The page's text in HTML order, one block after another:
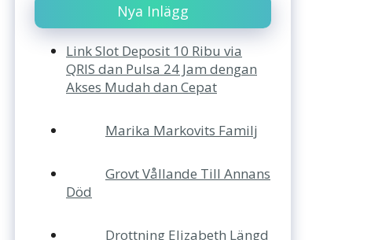
Nya Inlägg
Link Slot Deposit 10 Ribu via
QRIS dan Pulsa 24 Jam dengan
Akses Mudah dan Cepat
Marika Markovits Familj
Grovt Vållande Till Annans
Död
Drottning Elizabeth Längd